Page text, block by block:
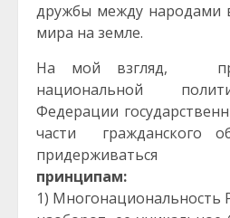
дружбы между народами
мира на земле.
На мой взгляд,
национальной
Федерации
части гражданского
придерживаться
принципам:
1) Многонациональность